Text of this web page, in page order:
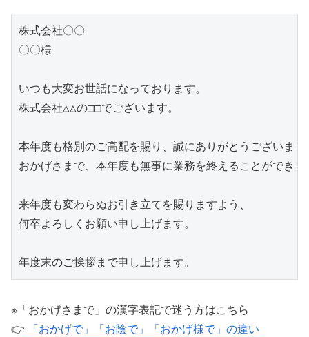
株式会社〇〇
〇〇様
いつも大変お世話になっております。
株式会社△△の□□でございます。
本年度も格別のご高配を賜り、誠にありがとうございまし
おかげさまで、本年度も無事に業務を終えることができま
来年度も変わらぬお引き立てを賜りますよう、
何卒よろしくお願い申し上げます。
※「おかげさまで」の漢字表記で迷う方はこちら
👉
「おかげで」「お陰で」「おかげ様で」の違い